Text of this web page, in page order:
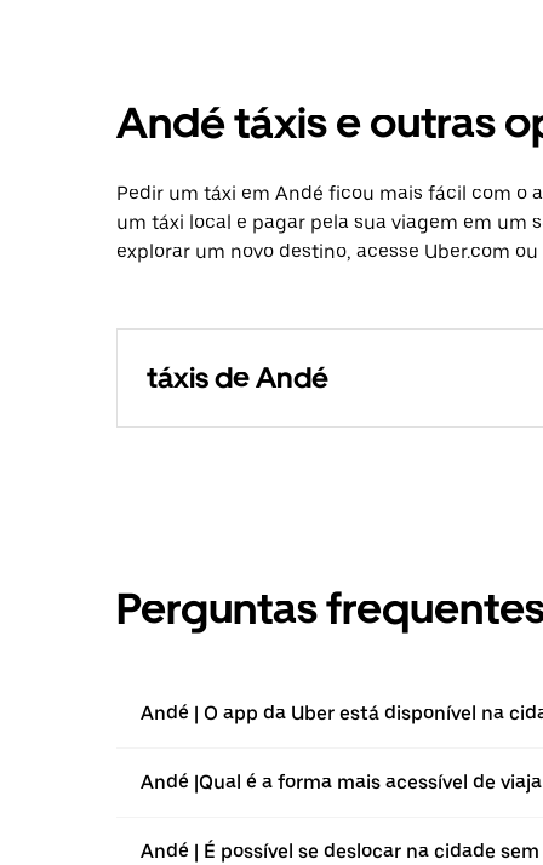
Andé táxis e outras
Pedir um táxi em Andé ficou mais fácil com o
um táxi local e pagar pela sua viagem em um
explorar um novo destino, acesse Uber.com
táxis de Andé
Perguntas
Andé | O app da Uber está disponível na
Andé |⁠Qual é a forma mais acessível de
Andé | É possível se deslocar na cidade sem